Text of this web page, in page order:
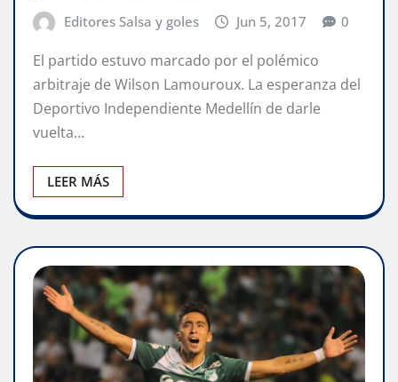
Editores Salsa y goles Jun 5, 2017 0
El partido estuvo marcado por el polémico
arbitraje de Wilson Lamouroux. La esperanza del
Deportivo Independiente Medellín de darle
vuelta…
LEER MÁS